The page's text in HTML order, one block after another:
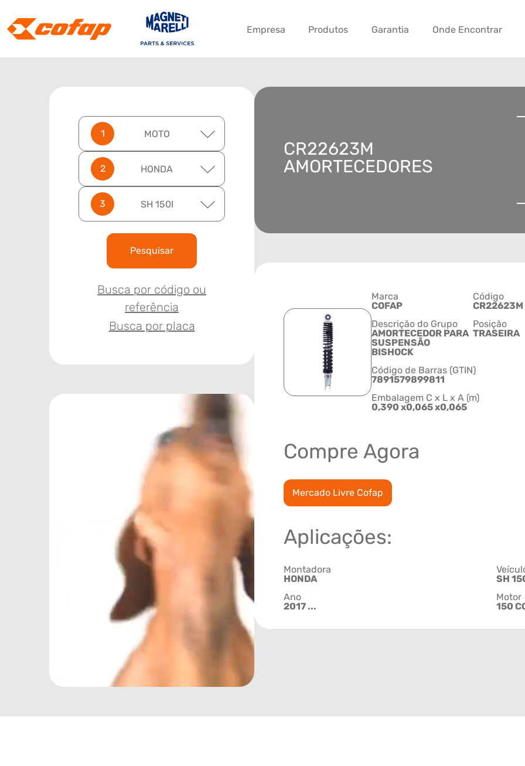
Empresa Produtos Garantia Onde Encontrar
MOTO
HONDA
SH 150I
Pesquisar
Busca por código ou
referência
Busca por placa
CR22623M
AMORTECEDORES
Marca
COFAP
Código
CR22623M
Descrição do Grupo
AMORTECEDOR PARA
SUSPENSÃO
BISHOCK
Posição
TRASEIRA
Código de Barras (GTIN)
7891579899811
Embalagem C x L x A (m)
0,390 x0,065 x0,065
Compre Agora
Mercado Livre Cofap
Aplicações:
Montadora
HONDA
SH
Ano
2017 ...
Motor
150